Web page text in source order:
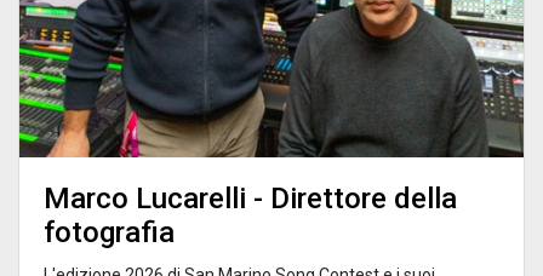
Marco Lucarelli - Direttore della
fotografia